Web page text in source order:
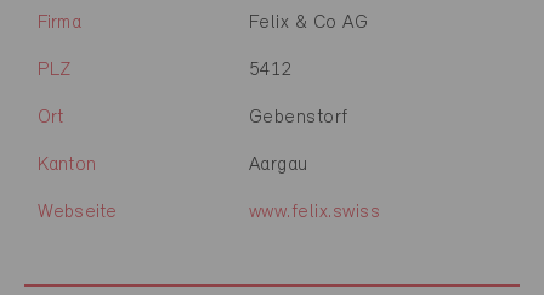
Firma Felix & Co AG
PLZ 5412
Ort Gebenstorf
Kanton Aargau
Webseite www.felix.swiss